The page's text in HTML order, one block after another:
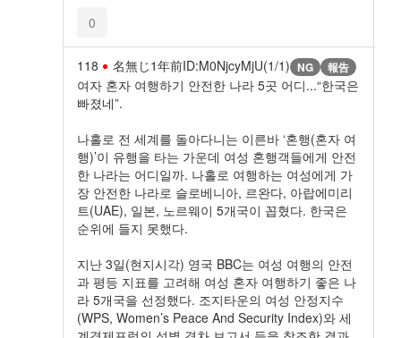
0
118 名無じ1年前ID:M0NjcyMjU(1/1) NG 報告
여자 혼자 여행하기 안전한 나라 5곳 어디...“한국은
빠졌네”.
나홀로 전 세계를 돌아다니는 이른바 ‘혼행(혼자 여
행)’이 유행을 타는 가운데 여성 혼행객들에게 안전
한 나라는 어디일까. 나홀로 여행하는 여성에게 가
장 안전한 나라로 슬로베니아, 르완다, 아랍에미리
트(UAE), 일본, 노르웨이 5개국이 꼽혔다. 한국은
순위에 들지 못했다.
지난 3일(현지시각) 영국 BBC는 여성 여행의 안전
과 평등 지표를 고려해 여성 혼자 여행하기 좋은 나
라 5개국을 선정했다. 조지타운의 여성 안정지수
(WPS, Women’s Peace And Security Index)와 세